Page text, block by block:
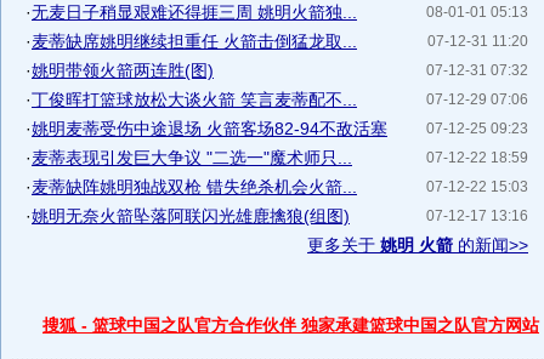
08-01-01 05:13
·无麦日子稍显艰难还得捱三周 姚明火箭独...
07-12-31 11:20
·麦蒂缺席姚明继续担重任 火箭击倒猛龙取...
07-12-31 07:32
·姚明带领火箭两连胜(图)
07-12-29 07:06
·丁俊晖打篮球放松大谈火箭 笑言麦蒂配不...
07-12-25 09:23
·姚明麦蒂受伤中途退场 火箭客场82-94不敌活塞
07-12-22 18:59
·麦蒂表现引发巨大争议 "二选一"魔术师只...
07-12-22 15:03
·麦蒂缺阵姚明独战双枪 错失绝杀机会火箭...
07-12-17 13:16
·姚明无奈火箭坠落阿联闪光雄鹿擒狼(组图)
更多关于 姚明 火箭 的新闻>>
搜狐 - 篮球中国之队官方合作伙伴 独家承建篮球中国之队官方网站